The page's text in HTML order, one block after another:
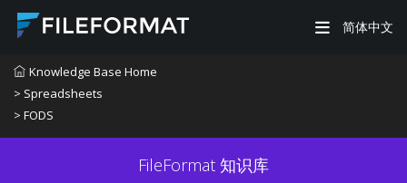
简体中文
Knowledge Base Home
> Spreadsheets
> FODS
FileFormat 知识库